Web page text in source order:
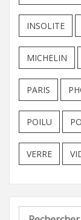
INSOLITE
MICHELIN
PARIS
POILU
VERRE
Rechercher :